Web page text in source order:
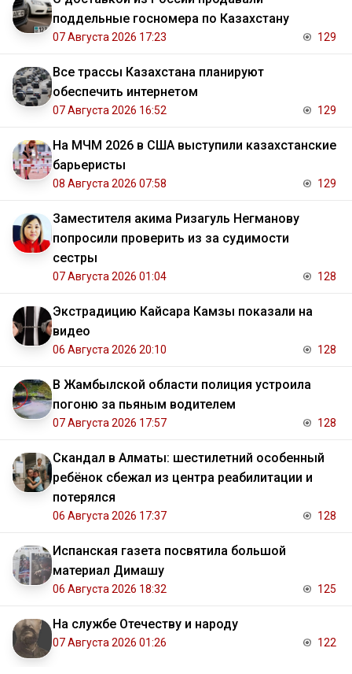
поддельные госномера по Казахстану
07 Августа 2026 17:23 129
Все трассы Казахстана планируют
обеспечить интернетом
07 Августа 2026 16:52 129
На МЧМ 2026 в США выступили казахстанские
барьеристы
08 Августа 2026 07:58 129
Заместителя акима Ризагуль Негманову
попросили проверить из за судимости
сестры
07 Августа 2026 01:04 128
Экстрадицию Кайсара Камзы показали на
видео
06 Августа 2026 20:10 128
В Жамбылской области полиция устроила
погоню за пьяным водителем
07 Августа 2026 17:57 128
Скандал в Алматы: шестилетний особенный
ребёнок сбежал из центра реабилитации и
потерялся
06 Августа 2026 17:37 128
Испанская газета посвятила большой
материал Димашу
06 Августа 2026 18:32 125
На службе Отечеству и народу
07 Августа 2026 01:26 122